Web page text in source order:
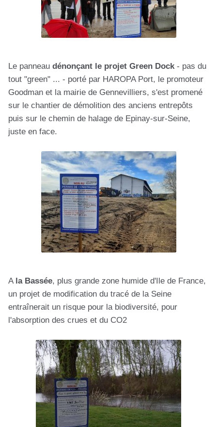
Le panneau dénonçant le projet Green Dock- pas du
tout "green" ... - porté par HAROPA Port, le promoteur
Goodman et la mairie de Gennevilliers, s'est promené
sur le chantier de démolition des anciens entrepôts
puis sur le chemin de halage de Epinay-sur-Seine,
juste en face.
A la Bassée, plus grande zone humide d'Ile de France,
un projet de modification du tracé de la Seine
entraînerait un risque pour la biodiversité, pour
l'absorption des crues et du CO2